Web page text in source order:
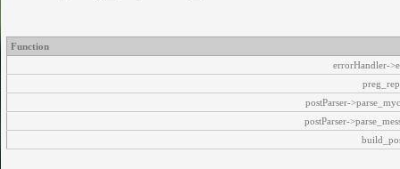
Function
errorHandler-
postParser-
postParser-